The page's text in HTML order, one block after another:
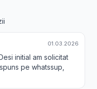
01.03.2026
initial am solicitat
pe whatssup,